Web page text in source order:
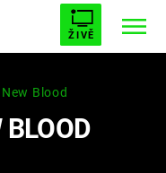
ŽIVĚ
UPÍRŮ
5
Blood
BLOOD